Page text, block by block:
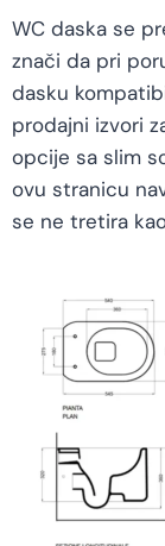
WC daska se
znači da pri
dasku
prodajni izvori
opcije sa slim
ovu stranicu
se ne tretira